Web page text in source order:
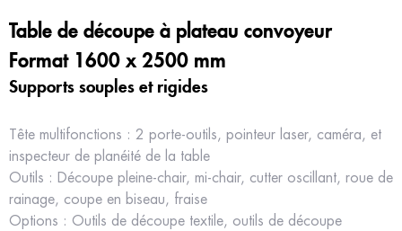
Table de découpe à plateau convoyeur
Format 1600 x 2500 mm
Supports souples et rigides
Tête multifonctions : 2 porte-outils, pointeur laser, caméra, et
inspecteur de planéité de la table
Outils : Découpe pleine-chair, mi-chair, cutter oscillant, roue de
rainage, coupe en biseau, fraise
Options : Outils de découpe textile, outils de découpe